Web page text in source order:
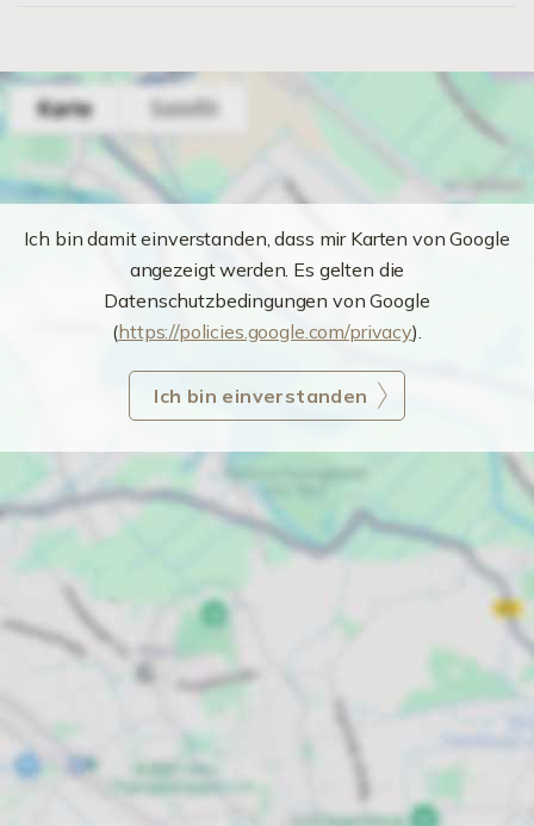
Ich bin damit einverstanden, dass mir Karten von Google
angezeigt werden. Es gelten die
Datenschutzbedingungen von Google
(https://policies.google.com/privacy).
Ich bin einverstanden